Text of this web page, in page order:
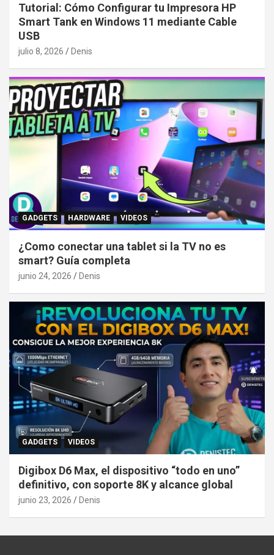
Tutorial: Cómo Configurar tu Impresora HP
Smart Tank en Windows 11 mediante Cable
USB
julio 8, 2026 Denis
GADGETS HARDWARE VIDEOS
¿Como conectar una tablet si la TV no es
smart? Guía completa
junio 24, 2026 Denis
GADGETS VIDEOS
Digibox D6 Max, el dispositivo “todo en uno”
definitivo, con soporte 8K y alcance global
junio 23, 2026 Denis